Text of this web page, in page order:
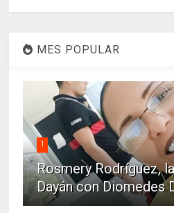
MES POPULAR
1
Rosmery Rodríguez,
Dayán con Diomedes